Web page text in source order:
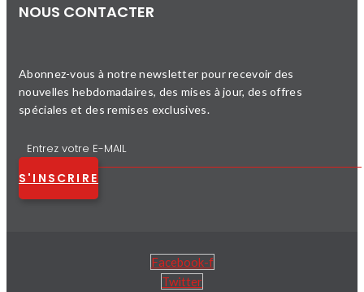
NOUS CONTACTER
Abonnez-vous à notre newsletter pour recevoir des
nouvelles hebdomadaires, des mises à jour, des offres
spéciales et des remises exclusives.
S'INSCRIRE
Facebook-f
Twitter